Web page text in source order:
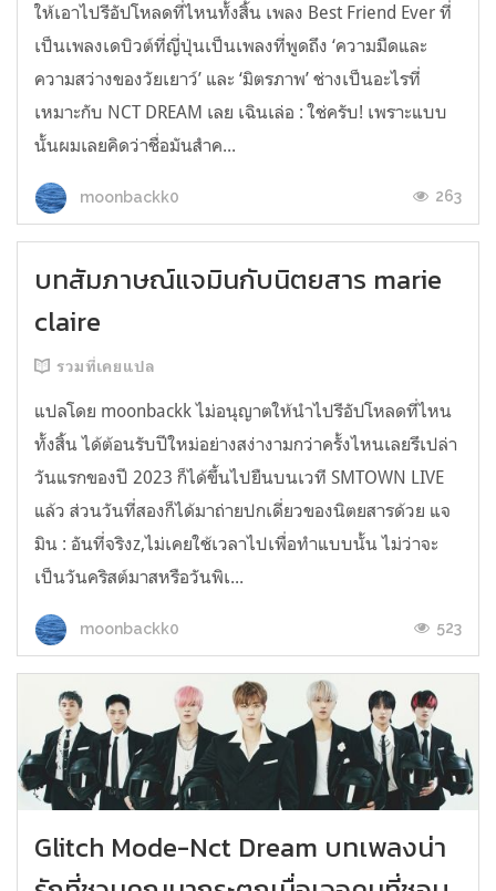
ให้เอาไปรีอัปโหลดที่ไหนทั้งสิ้น เพลง Best Friend Ever ที่
เป็นเพลงเดบิวต์ที่ญี่ปุ่นเป็นเพลงที่พูดถึง ‘ความมืดและ
ความสว่างของวัยเยาว์’ และ ‘มิตรภาพ’ ช่างเป็นอะไรที่
เหมาะกับ NCT DREAM เลย เฉินเล่อ : ใช่ครับ! เพราะแบบ
นั้นผมเลยคิดว่าชื่อมันสำค...
moonbackk0 263
บทสัมภาษณ์แจมินกับนิตยสาร marie
claire
รวมที่เคยแปล
แปลโดย moonbackk ไม่อนุญาตให้นำไปรีอัปโหลดที่ไหน
ทั้งสิ้น ได้ต้อนรับปีใหม่อย่างสง่างามกว่าครั้งไหนเลยรึเปล่า
วันแรกของปี 2023 ก็ได้ขึ้นไปยืนบนเวที SMTOWN LIVE
แล้ว ส่วนวันที่สองก็ได้มาถ่ายปกเดี่ยวของนิตยสารด้วย แจ
มิน : อันที่จริงz,ไม่เคยใช้เวลาไปเพื่อทำแบบนั้น ไม่ว่าจะ
เป็นวันคริสต์มาสหรือวันพิเ...
moonbackk0 523
Glitch Mode-Nct Dream บทเพลงน่า